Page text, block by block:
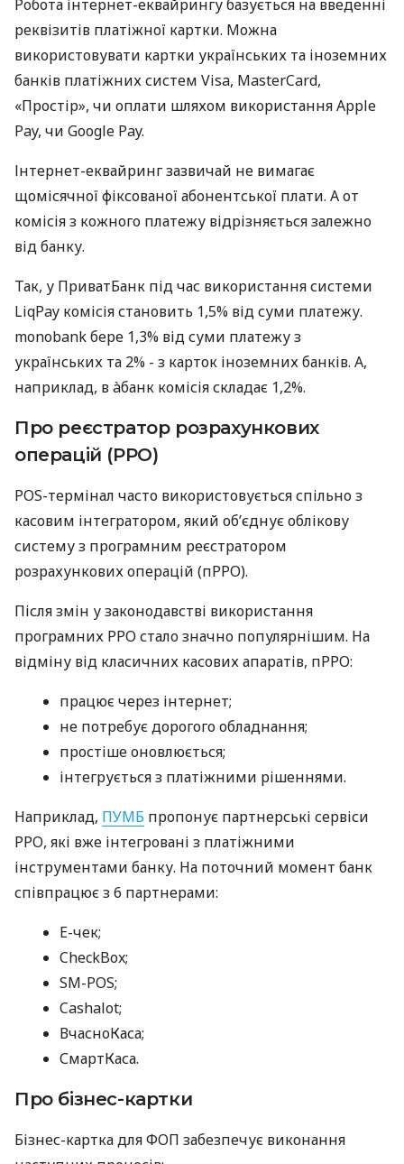
Робота інтернет-еквайрингу базується на введенні
реквізитів платіжної картки. Можна
використовувати картки українських та іноземних
банків платіжних систем Visa, MasterCard,
«Простір», чи оплати шляхом використання Apple
Pay, чи Google Pay.
Інтернет-еквайринг зазвичай не вимагає
щомісячної фіксованої абонентської плати. А от
комісія з кожного платежу відрізняється залежно
від банку.
Так, у ПриватБанк під час використання системи
LiqPay комісія становить 1,5% від суми платежу.
monobank бере 1,3% від суми платежу з
українських та 2% - з карток іноземних банків. А,
наприклад, в àбанк комісія складає 1,2%.
Про реєстратор розрахункових
операцій (РРО)
POS-термінал часто використовується спільно з
касовим інтегратором, який об’єднує облікову
систему з програмним реєстратором
розрахункових операцій (пРРО).
Після змін у законодавстві використання
програмних РРО стало значно популярнішим. На
відміну від класичних касових апаратів, пРРО:
працює через інтернет;
не потребує дорогого обладнання;
простіше оновлюється;
інтегрується з платіжними рішеннями.
Наприклад, ПУМБ пропонує партнерські сервіси
РРО, які вже інтегровані з платіжними
інструментами банку. На поточний момент банк
співпрацює з 6 партнерами:
E-чек;
CheckBox;
SM-POS;
Cashalot;
ВчасноКаса;
СмартКаса.
Про бізнес-картки
Бізнес-картка для ФОП забезпечує виконання